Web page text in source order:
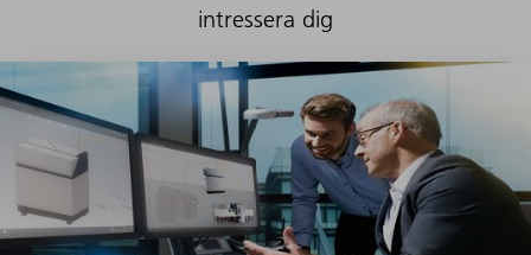
intressera dig